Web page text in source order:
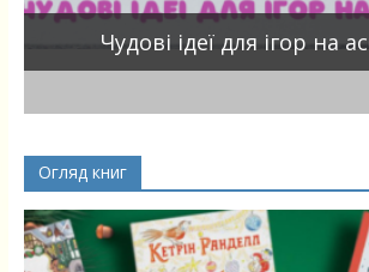
Чудові ідеї для ігор на
Огляд книг